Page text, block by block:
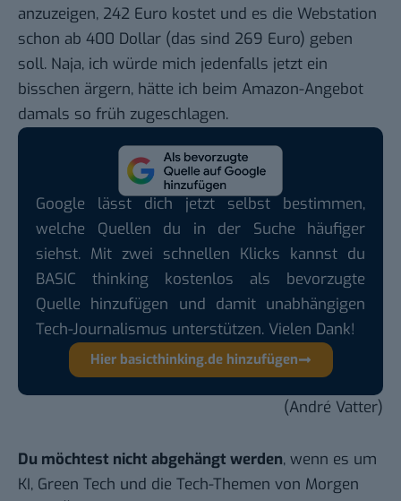
anzuzeigen, 242 Euro kostet und es die Webstation
schon ab 400 Dollar (das sind 269 Euro) geben
soll. Naja, ich würde mich jedenfalls jetzt ein
bisschen ärgern, hätte ich beim Amazon-Angebot
damals so früh zugeschlagen.
Google lässt dich jetzt selbst bestimmen,
welche Quellen du in der Suche häufiger
siehst. Mit zwei schnellen Klicks kannst du
BASIC thinking kostenlos als bevorzugte
Quelle hinzufügen und damit unabhängigen
Tech-Journalismus unterstützen. Vielen Dank!
Hier basicthinking.de hinzufügen
(André Vatter)
Du möchtest nicht abgehängt werden, wenn es um
KI, Green Tech und die Tech-Themen von Morgen